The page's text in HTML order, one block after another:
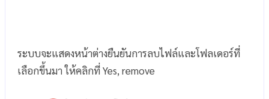
ระบบจะแสดงหน้าต่างยืนยันการลบไฟล์และโฟลเดอร์ที่
เลือกขึ้นมา ให้คลิกที่ Yes, remove